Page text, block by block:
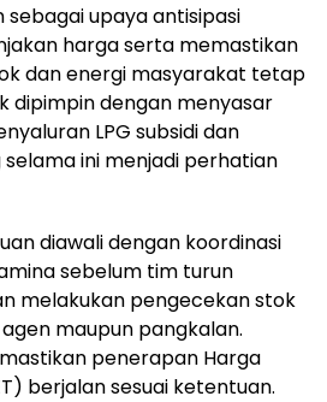
sebagai upaya antisipasi
harga serta memastikan
dan energi masyarakat tetap
dipimpin dengan menyasar
LPG subsidi dan
ini menjadi perhatian
diawali dengan koordinasi
sebelum tim turun
melakukan pengecekan stok
maupun pangkalan.
penerapan Harga
berjalan sesuai ketentuan.